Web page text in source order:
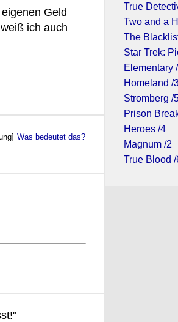
Geld
ich auch
Was bedeutet das?
True
Two and a
The
Star Trek:
Elementary
Homeland /
Stromberg /
Prison
Heroes /4
Magnum /2
True Blood